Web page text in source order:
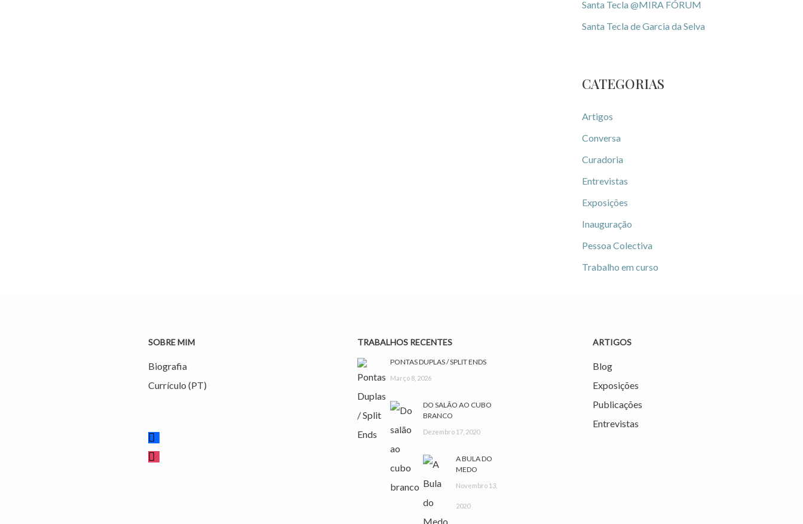
Santa Tecla @MIRA FÓRUM
Santa Tecla de Garcia da Selva
CATEGORIAS
Artigos
Conversa
Curadoria
Entrevistas
Exposições
Inauguração
Pessoa Colectiva
Trabalho em curso
SOBRE MIM
Biografia
Currículo (PT)
facebook
instagram
TRABALHOS RECENTES
PONTAS DUPLAS / SPLIT ENDS
Março 8, 2026
DO SALÃO AO CUBO
BRANCO
Dezembro 17, 2020
A BULA DO
MEDO
Novembro 13,
2020
ARTIGOS
Blog
Exposições
Publicações
Entrevistas